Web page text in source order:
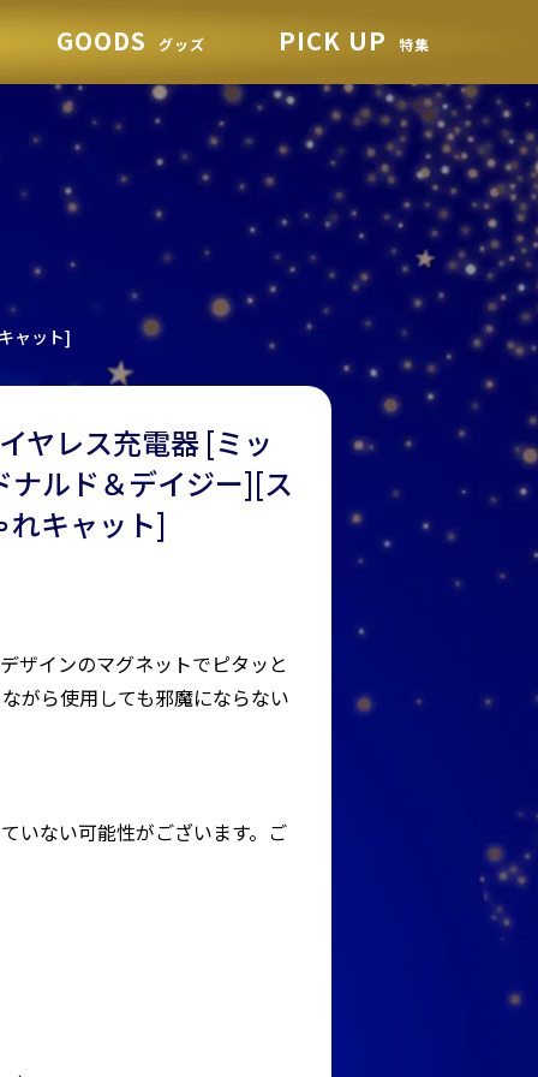
GOODS グッズ PICK UP 特集
ャット]
ヤレス充電器 [ミッ
ルド＆デイジー][ス
キャット]
ザインのマグネットでピタッと
がら使用しても邪魔にならない
いない可能性がございます。ご